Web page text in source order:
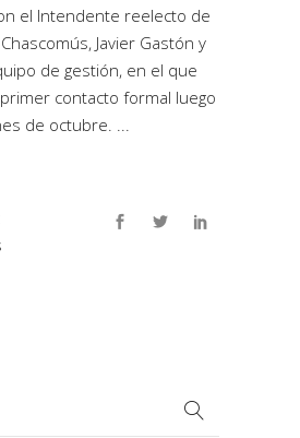
el Intendente reelecto de
Javier Gastón y
de gestión, en el que
contacto formal luego
de octubre.